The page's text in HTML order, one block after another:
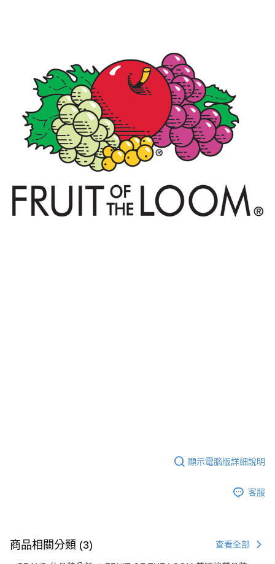
顯示電腦版詳細說明
客服
商品相關分類 (3) 查看全部